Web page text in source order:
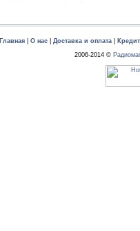
Главная О нас Доставка и оплата
2006-2014 ©